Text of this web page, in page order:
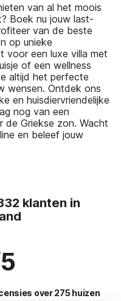
van al het moois
Boek nu jouw last-
van de beste
op unieke
voor een luxe villa met
of een wellness
altijd het perfecte
wensen. Ontdek ons
en huisdiervriendelijke
nog van een
de Griekse zon. Wacht
en beleef jouw
klanten in
over 275 huizen